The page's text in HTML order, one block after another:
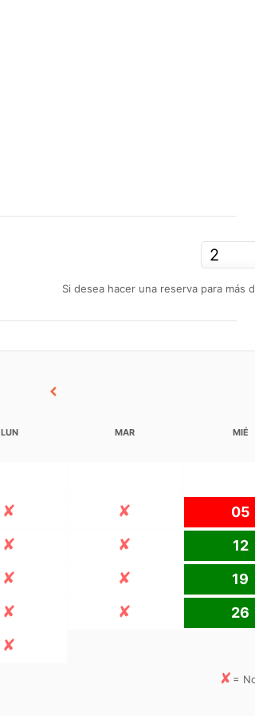
Si desea hacer una reserva para
LUN MAR MIÉ
05
12
19
26
=